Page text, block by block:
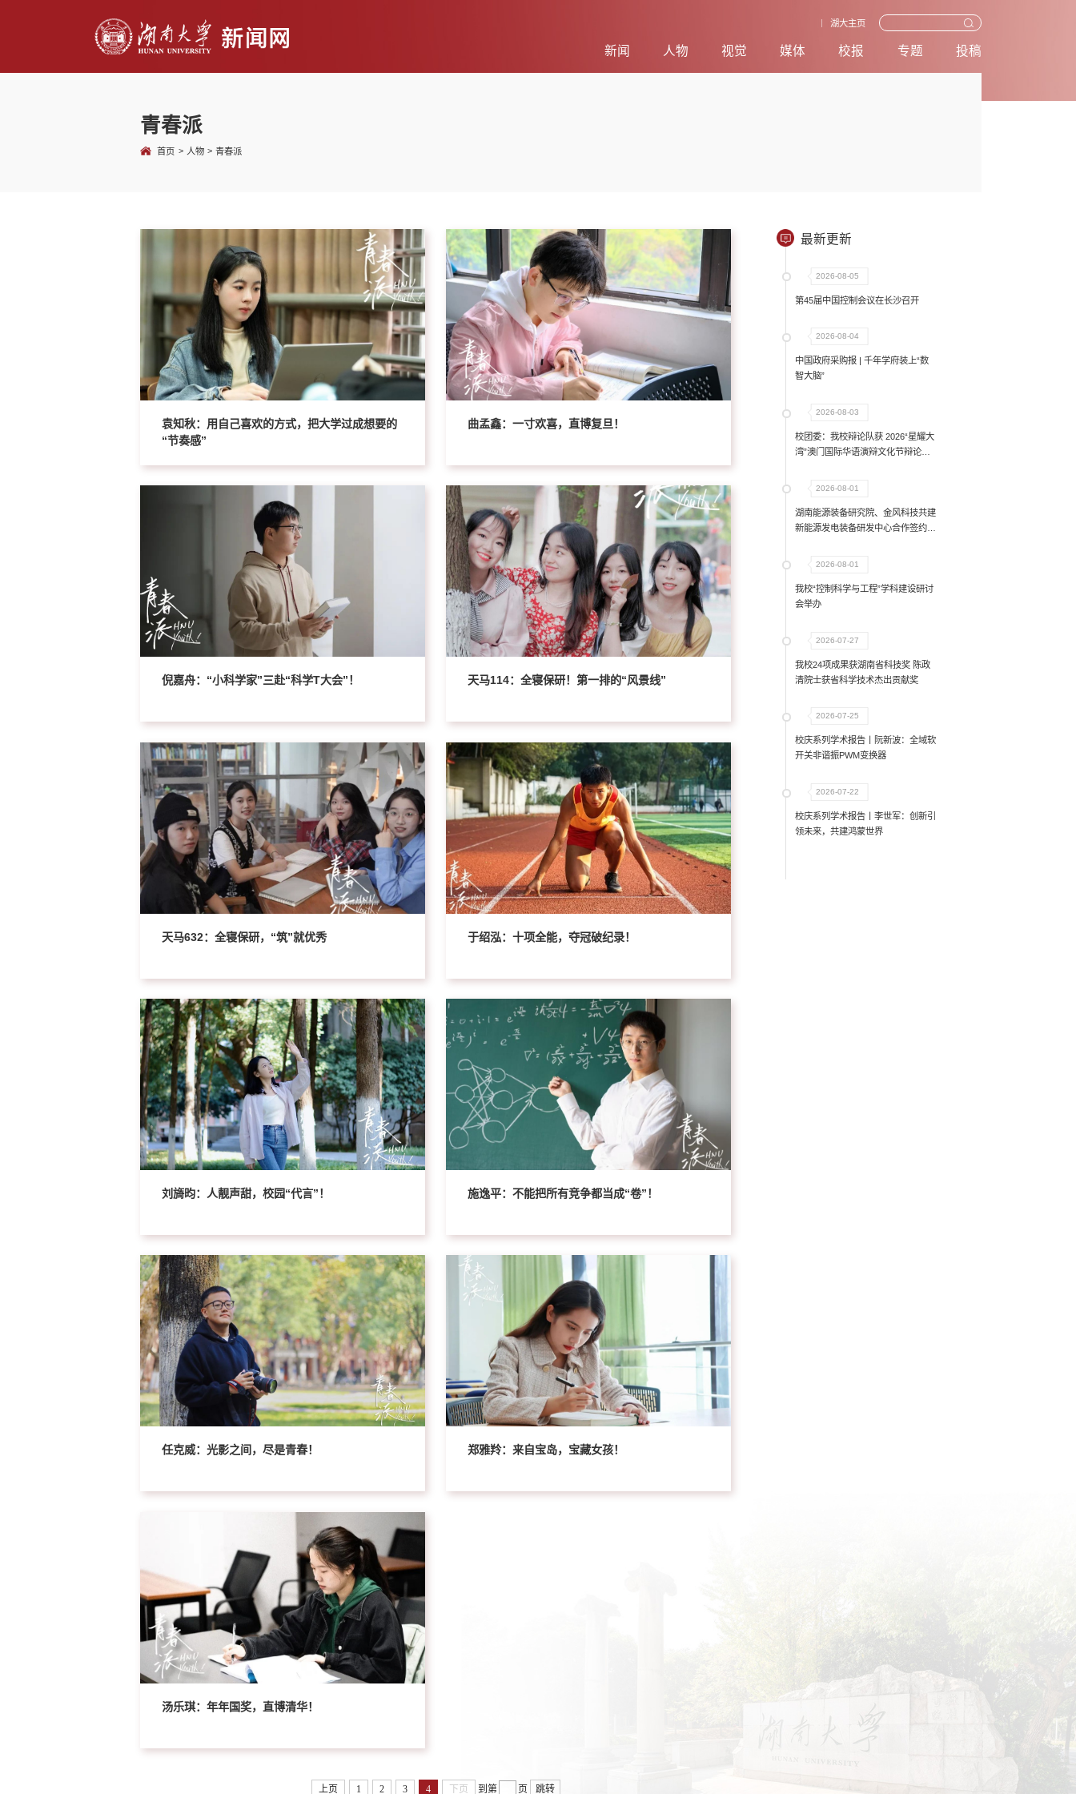
湖大主页
新闻 人物 视觉 媒体 校报 专题 投稿
青春派
首页 > 人物 > 青春派
袁知秋：用自己喜欢的方式，把大学过成想要的
“节奏感”
曲孟鑫：一寸欢喜，直博复旦！
倪嘉舟：“小科学家”三赴“科学T大会”！ 天马114：全寝保研！第一排的“风景线”
天马632：全寝保研，“筑”就优秀 于绍泓：十项全能，夺冠破纪录！
刘旖昀：人靓声甜，校园“代言”！ 施逸平：不能把所有竞争都当成“卷”！
任克威：光影之间，尽是青春！ 郑雅羚：来自宝岛，宝藏女孩！
汤乐琪：年年国奖，直博清华！
上页 1 2 3 4 下页 到第 页 跳转
最新更新
2026-08-05
第45届中国控制会议在长沙召开
2026-08-04
中国政府采购报 | 千年学府装上“数
智大脑”
2026-08-03
校团委：我校辩论队获 2026“星耀大
湾”澳门国际华语演辩文化节辩论赛
2026-08-01
湖南能源装备研究院、金风科技共建
新能源发电装备研发中心合作签约仪
2026-08-01
我校“控制科学与工程”学科建设研讨
会举办
2026-07-27
我校24项成果获湖南省科技奖 陈政
清院士获省科学技术杰出贡献奖
2026-07-25
校庆系列学术报告丨阮新波：全域软
开关非谐振PWM变换器
2026-07-22
校庆系列学术报告丨李世军：创新引
领未来，共建鸿蒙世界